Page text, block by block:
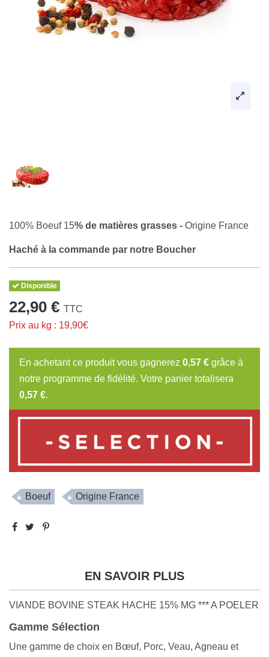
100% Boeuf 15% de matières grasses - Origine France
Haché à la commande par notre Boucher
Disponible
22,90 € TTC
Prix au kg : 19,90€
En achetant ce produit vous gagnerez 0,57 € grâce à
notre programme de fidélité. Votre panier totalisera
0,57 €.
Boeuf Origine France
EN SAVOIR PLUS
VIANDE BOVINE STEAK HACHE 15% MG *** A POELER
Gamme Sélection
Une gamme de choix en Bœuf, Porc, Veau, Agneau et